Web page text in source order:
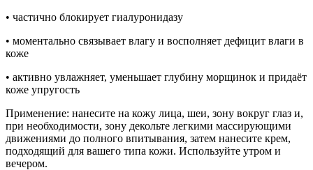
• частично блокирует гиалуронидазу
• моментально связывает влагу и восполняет дефицит влаги в
коже
• активно увлажняет, уменьшает глубину морщинок и придаёт
коже упругость
Применение: нанесите на кожу лица, шеи, зону вокруг глаз и,
при необходимости, зону декольте легкими массирующими
движениями до полного впитывания, затем нанесите крем,
подходящий для вашего типа кожи. Используйте утром и
вечером.